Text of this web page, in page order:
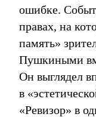
ошибке.
правах, на
память»
Пушкиными
Он выглядел
в
«Ревизор» в